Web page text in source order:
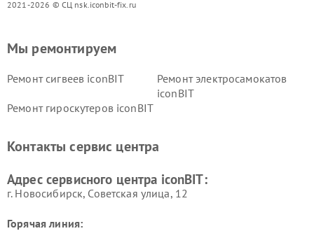
2021-2026 © СЦ nsk.iconbit-fix.ru
Мы ремонтируем
Ремонт сигвеев iconBIT
Ремонт электросамокатов
iconBIT
Ремонт гироскутеров iconBIT
Контакты сервис центра
Адрес сервисного центра iconBIT:
г. Новосибирск, Советская улица, 12
Горячая линия: